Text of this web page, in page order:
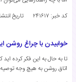
کد خبر: ۲۴۱۶۱۷
تاریخ
خوابیدن با چراغ روشن
تا به حال به این فکر کرده
اتاق روشن به هیچ وجه